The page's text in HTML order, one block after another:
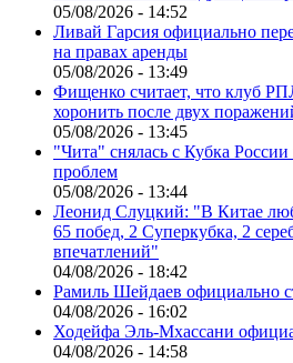
05/08/2026 - 14:52
Ливай Гарсия официально
на правах аренды
05/08/2026 - 13:49
Фищенко считает, что клуб
хоронить после двух
05/08/2026 - 13:45
"Чита" снялась с Кубка
проблем
05/08/2026 - 13:44
Леонид Слуцкий: "В Китае
65 побед, 2 Суперкубка, 2
впечатлений"
04/08/2026 - 18:42
Рамиль Шейдаев официально
04/08/2026 - 16:02
Ходейфа Эль-Мхассани
04/08/2026 - 14:58